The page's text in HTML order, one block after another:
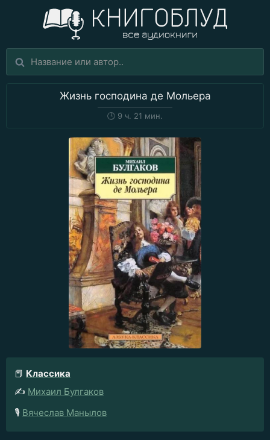
Жизнь господина де Мольера
🕒 9 ч. 21 мин.
📕 Классика
✍️ Михаил Булгаков
🎙️ Вячеслав Манылов